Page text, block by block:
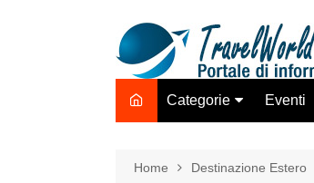
Categorie
Destinazione Italia
Eventi
Home Destinazione Estero